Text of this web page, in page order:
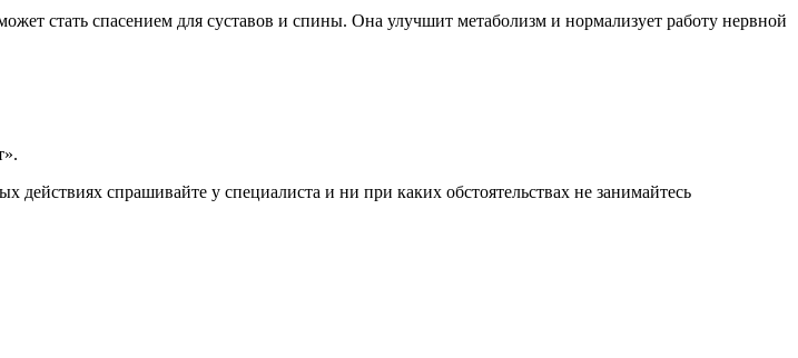
стать спасением для суставов и спины. Она улучшит метаболизм и нормализует работу нервной
спрашивайте у специалиста и ни при каких обстоятельствах не занимайтесь